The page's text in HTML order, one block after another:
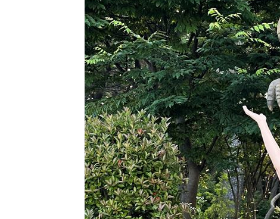
LIVE三立+24小時直播 15:27
三立iNEWS新聞台線上直播 18:00
商場戰國來臨 台中「頂奢大道」逐漸成形
台彩父親節推新刮刮樂千萬頭獎超「爸」氣
「拍片人的多重宇宙」職涯論壇9/12登場！
8國球員齊聚高雄 Formosa 7s掀足球熱潮
理想混蛋號召粉絲跨海追星吃美食！ 18:15